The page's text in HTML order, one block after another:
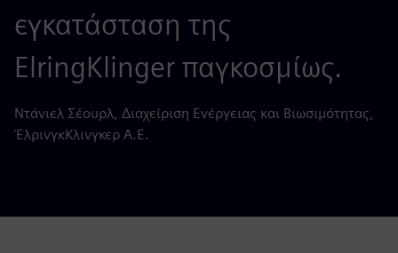
εγκατάσταση της
ElringKlinger παγκοσμίως.
Ντάνιελ Σέουρλ, Διαχείριση Ενέργειας και Βιωσιμότητας,
ΈλρινγκΚλινγκερ Α.Ε.